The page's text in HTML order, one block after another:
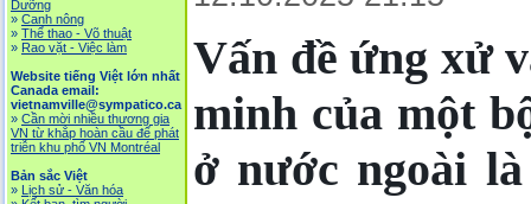
Dưỡng
» Canh nông
» Thể thao - Võ thuật
» Rao vặt - Việc làm
Website tiếng Việt lớn nhất
Canada email:
vietnamville@sympatico.ca
» Cần mời nhiều thương gia
VN từ khắp hoàn cầu để phát
triễn khu phố VN Montréal
Bản sắc Việt
» Lịch sử - Văn hóa
Vấn đề ứng xử
minh của một
ở nước ngoài